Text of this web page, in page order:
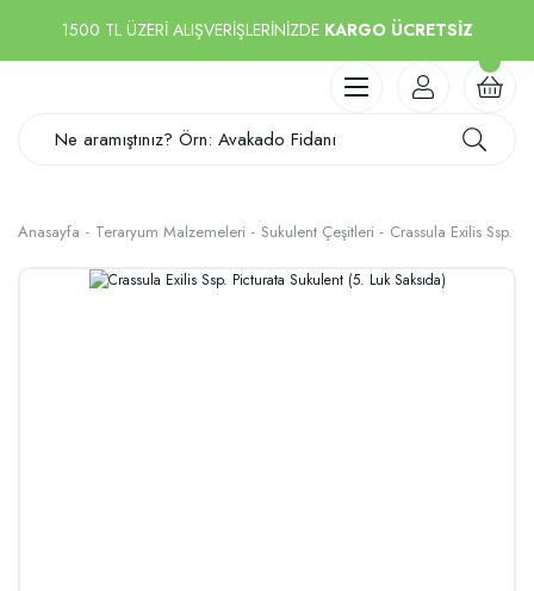
1500 TL ÜZERİ ALIŞVERİŞLERİNİZDE KARGO ÜCRETSİZ
Anasayfa Teraryum Malzemeleri Sukulent Çeşitleri Crassula Exilis Ssp.